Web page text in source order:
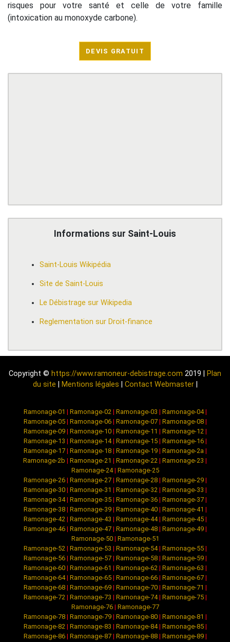
risques pour votre santé et celle de votre famille
(intoxication au monoxyde carbone).
DEVIS GRATUIT
Informations sur Saint-Louis
Saint-Louis Wikipédia
Site de Saint-Louis
Le Débistrage sur Wikipedia
Reglementation sur Droit-finance
Copyright © https://www.ramoneur-debistrage.com 2019 |
Plan
du site
Mentions légales Contact Webmaster|
Ramonage-01 | Ramonage-02| Ramonage-03 | Ramonage-04|
Ramonage-05| Ramonage-06| Ramonage-07| Ramonage-08|
Ramonage-09| Ramonage-10| Ramonage-11 | Ramonage-12|
Ramonage-13 | Ramonage-14| Ramonage-15| Ramonage-16|
Ramonage-17| Ramonage-18| Ramonage-19| Ramonage-2a |
Ramonage-2b | Ramonage-21 | Ramonage-22 | Ramonage-23 |
Ramonage-24| Ramonage-25
Ramonage-26| Ramonage-27| Ramonage-28| Ramonage-29|
Ramonage-30| Ramonage-31 | Ramonage-32| Ramonage-33 |
Ramonage-34| Ramonage-35| Ramonage-36| Ramonage-37|
Ramonage-38| Ramonage-39| Ramonage-40| Ramonage-41 |
Ramonage-42| Ramonage-43 | Ramonage-44| Ramonage-45|
Ramonage-46| Ramonage-47| Ramonage-48| Ramonage-49|
Ramonage-50| Ramonage-51
Ramonage-52| Ramonage-53 | Ramonage-54| Ramonage-55|
Ramonage-56| Ramonage-57| Ramonage-58| Ramonage-59|
Ramonage-60| Ramonage-61 | Ramonage-62| Ramonage-63 |
Ramonage-64| Ramonage-65| Ramonage-66| Ramonage-67|
Ramonage-68| Ramonage-69| Ramonage-70| Ramonage-71 |
Ramonage-72| Ramonage-73 | Ramonage-74| Ramonage-75|
Ramonage-76| Ramonage-77
Ramonage-78| Ramonage-79| Ramonage-80| Ramonage-81 |
Ramonage-82| Ramonage-83 | Ramonage-84| Ramonage-85|
Ramonage-86| Ramonage-87| Ramonage-88| Ramonage-89|